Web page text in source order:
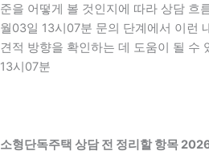
준을 어떻게 볼 것인지에 따라 상담 흐
월03일 13시07분 문의 단계에서 이런
견적 방향을 확인하는 데 도움이 될 수
13시07분
소형단독주택 상담 전 정리할 항목